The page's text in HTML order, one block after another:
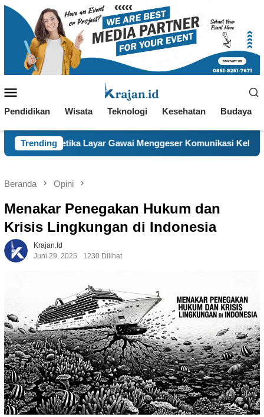
Loncat
Mobile
Pendidikan Wisata Teknologi Kesehatan Budaya
Trending
Gawai Menggeser Komunikasi Keluarga, ILM “Sebelum
Beranda Opini
Menakar Penegakan Hukum dan
Krisis Lingkungan di Indonesia
Krajan.id
Juni 29, 2025
1230 Dilihat